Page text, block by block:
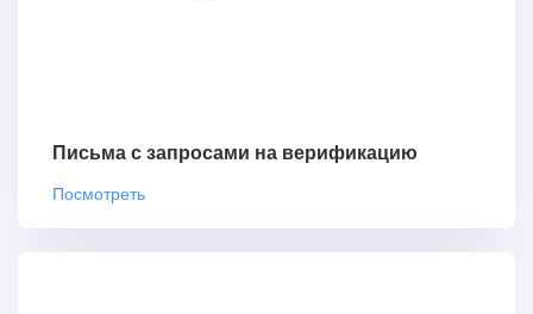
Письма с запросами на верификацию
Посмотреть